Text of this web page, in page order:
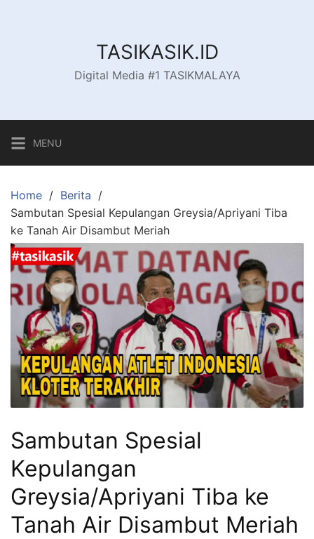
TASIKASIK.ID
Digital Media #1 TASIKMALAYA
MENU
Home
Berita
Sambutan Spesial Kepulangan Greysia/Apriyani Tiba
ke Tanah Air Disambut Meriah
Sambutan Spesial
Kepulangan
Greysia/Apriyani Tiba ke
Tanah Air Disambut Meriah